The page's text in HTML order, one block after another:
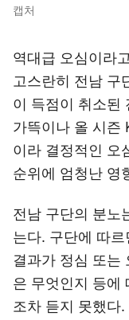
캡처
역대급 오심이라
고스란히 전남 구
이 득점이 취소된
가뜩이나 올 시즌
이라 결정적인 오
순위에 엄청난 영
전남 구단의 분노
는다. 구단에 따
결과가 정심 또는
은 무엇인지 등에
조차 듣지 못했다